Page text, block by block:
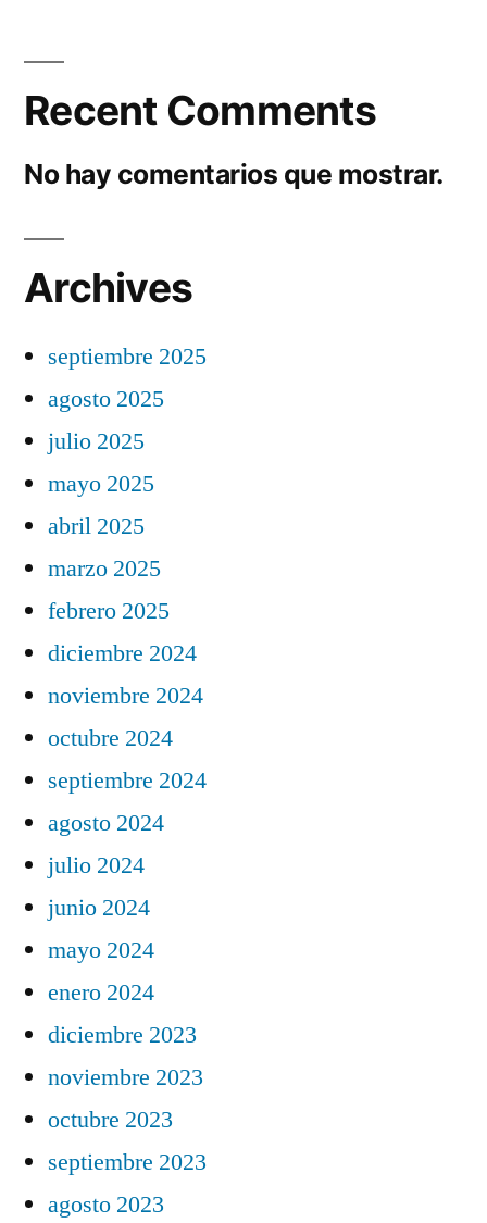
Recent Comments
No hay comentarios que mostrar.
Archives
septiembre 2025
agosto 2025
julio 2025
mayo 2025
abril 2025
marzo 2025
febrero 2025
diciembre 2024
noviembre 2024
octubre 2024
septiembre 2024
agosto 2024
julio 2024
junio 2024
mayo 2024
enero 2024
diciembre 2023
noviembre 2023
octubre 2023
septiembre 2023
agosto 2023